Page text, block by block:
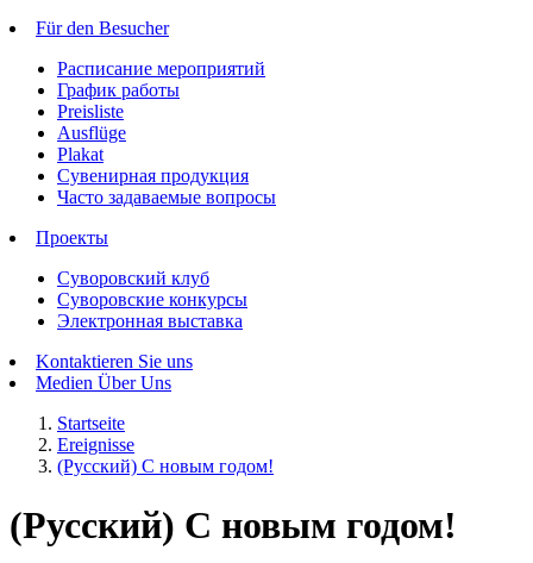
Für den Besucher
Расписание мероприятий
График работы
Preisliste
Ausflüge
Plakat
Сувенирная продукция
Часто задаваемые вопросы
Проекты
Суворовский клуб
Суворовские конкурсы
Электронная выставка
Kontaktieren Sie uns
Medien Über Uns
Startseite
Ereignisse
(Русский) С новым годом!
(Русский) С новым годом!